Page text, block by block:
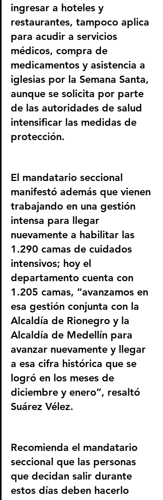
ingresar a hoteles y
restaurantes, tampoco aplica
para acudir a servicios
médicos, compra de
medicamentos y asistencia a
iglesias por la Semana Santa,
aunque se solicita por parte
de las autoridades de salud
intensificar las medidas de
protección.
El mandatario seccional
manifestó además que vienen
trabajando en una gestión
intensa para llegar
nuevamente a habilitar las
1.290 camas de cuidados
intensivos; hoy el
departamento cuenta con
1.205 camas, “avanzamos en
esa gestión conjunta con la
Alcaldía de Rionegro y la
Alcaldía de Medellín para
avanzar nuevamente y llegar
a esa cifra histórica que se
logró en los meses de
diciembre y enero”, resaltó
Suárez Vélez.
Recomienda el mandatario
seccional que las personas
que decidan salir durante
estos días deben hacerlo